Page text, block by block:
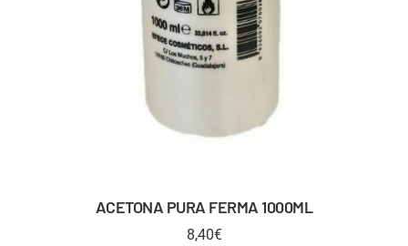
ACETONA PURA FERMA 1000ML
8,40€